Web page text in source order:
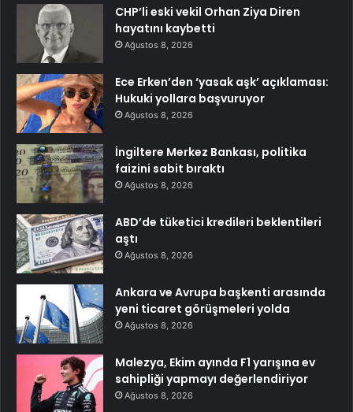
CHP’li eski vekil Orhan Ziya Diren
hayatını kaybetti
Ağustos 8, 2026
Ece Erken’den ‘yasak aşk’ açıklaması:
Hukuki yollara başvuruyor
Ağustos 8, 2026
İngiltere Merkez Bankası, politika
faizini sabit bıraktı
Ağustos 8, 2026
ABD’de tüketici kredileri beklentileri
aştı
Ağustos 8, 2026
Ankara ve Avrupa başkenti arasında
yeni ticaret görüşmeleri yolda
Ağustos 8, 2026
Malezya, Ekim ayında F1 yarışına ev
sahipliği yapmayı değerlendiriyor
Ağustos 8, 2026